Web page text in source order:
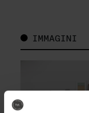
IMMAGINI